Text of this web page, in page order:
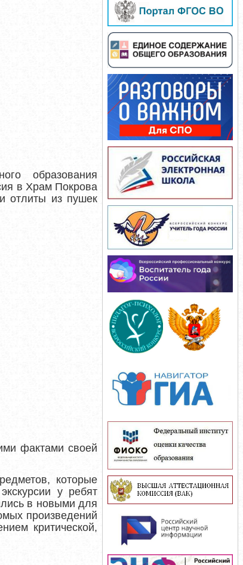
образования
в Храм Покрова
отлиты из пушек
фактами своей
которые
у ребят
в новыми для
произведений
критической,